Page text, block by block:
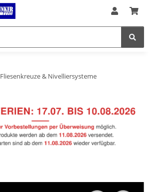
Fliesenkreuze & Nivelliersysteme